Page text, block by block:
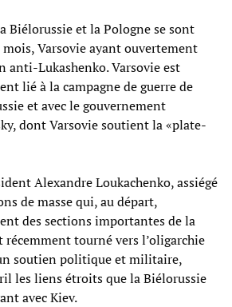
Biélorussie et la Pologne se sont
mois, Varsovie ayant ouvertement
anti-Lukashenko. Varsovie est
lié à la campagne de guerre de
et avec le gouvernement
dont Varsovie soutient la «plate-
Alexandre Loukachenko, assiégé
de masse qui, au départ,
des sections importantes de la
récemment tourné vers l’oligarchie
soutien politique et militaire,
les liens étroits que la Biélorussie
avec Kiev.